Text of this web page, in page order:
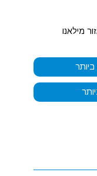
מילאנו
ביותר